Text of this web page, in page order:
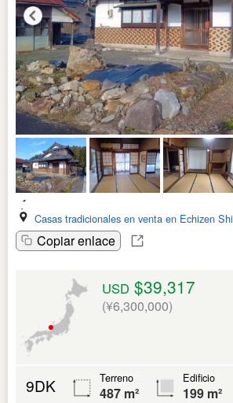
Casas tradicionales en venta en Echizen Shi
Copiar enlace
USD $39,317
(¥6,300,000)
9DK Terreno
487 m²
Edificio
199 m²